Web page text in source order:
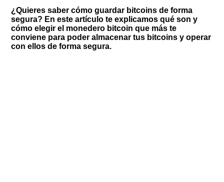
¿Quieres saber cómo guardar bitcoins de forma
segura? En este artículo te explicamos qué son y
cómo elegir el monedero bitcoin que más te
conviene para poder almacenar tus bitcoins y operar
con ellos de forma segura.